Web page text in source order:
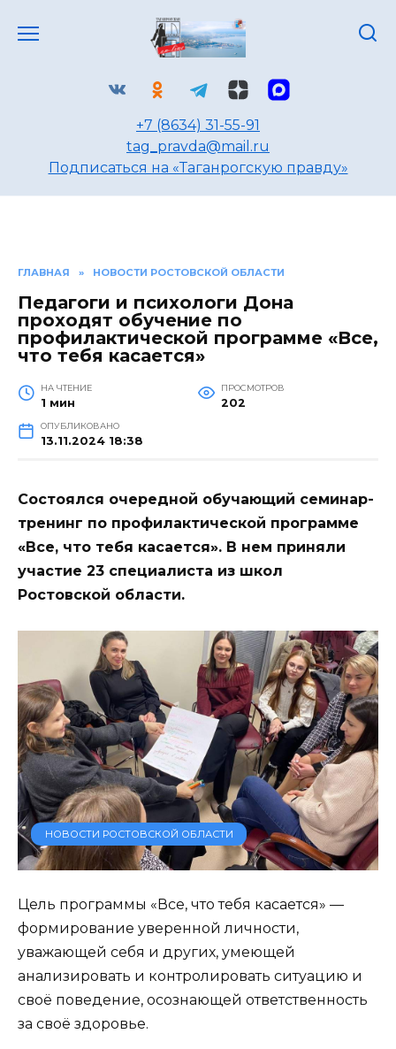
+7 (8634) 31-55-91
tag_pravda@mail.ru
Подписаться на «Таганрогскую правду»
ГЛАВНАЯ » НОВОСТИ РОСТОВСКОЙ ОБЛАСТИ
Педагоги и психологи Дона
проходят обучение по
профилактической программе «Все,
что тебя касается»
НА ЧТЕНИЕ
1 мин
ПРОСМОТРОВ
202
ОПУБЛИКОВАНО
13.11.2024 18:38
Состоялся очередной обучающий семинар-
тренинг по профилактической программе
«Все, что тебя касается». В нем приняли
участие 23 специалиста из школ
Ростовской области.
НОВОСТИ РОСТОВСКОЙ ОБЛАСТИ
Цель программы «Все, что тебя касается» —
формирование уверенной личности,
уважающей себя и других, умеющей
анализировать и контролировать ситуацию и
своё поведение, осознающей ответственность
за своё здоровье.